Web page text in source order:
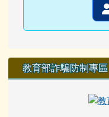
教育部詐騙防制專區